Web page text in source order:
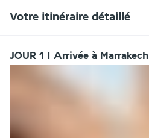
Votre itinéraire détaillé
JOUR 1 I Arrivée à Marrakech